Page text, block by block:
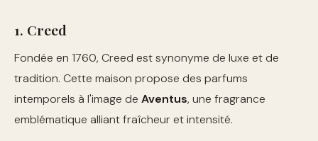
1. Creed
Fondée en 1760, Creed est synonyme de luxe et de
tradition. Cette maison propose des parfums
intemporels à l'image de Aventus, une fragrance
emblématique alliant fraîcheur et intensité.